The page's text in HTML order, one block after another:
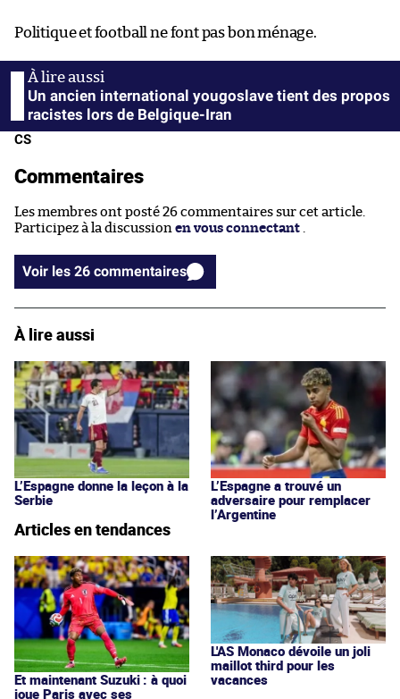
Politique et football ne font pas bon ménage.
Un ancien international yougoslave tient des propos
racistes lors de Belgique-Iran
CS
Commentaires
Les membres ont posté 26 commentaires sur cet article.
Participez à la discussion en vous connectant
Voir les 26 commentaires
À lire aussi
L’Espagne donne la leçon à la
Serbie
L’Espagne a trouvé un
adversaire pour remplacer
l’Argentine
Articles en tendances
Et maintenant Suzuki : à quoi
joue Paris avec ses
L'AS Monaco dévoile un joli
maillot third pour les
vacances